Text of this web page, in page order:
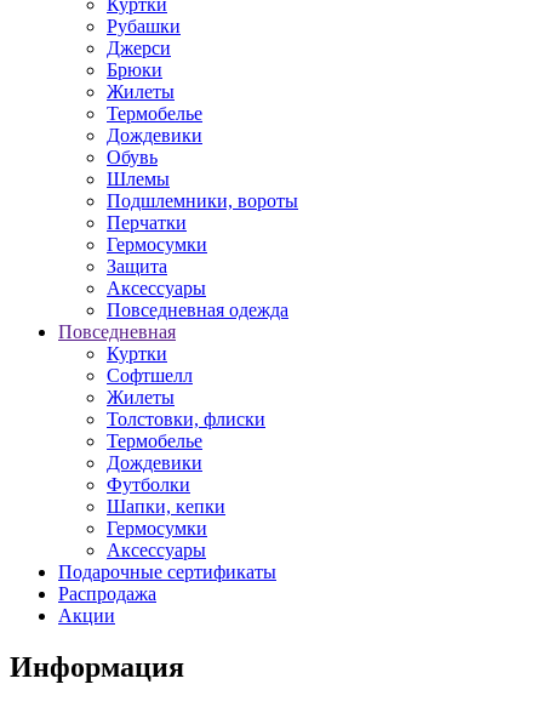
Рубашки
Джерси
Брюки
Жилеты
Термобелье
Дождевики
Обувь
Шлемы
Подшлемники, вороты
Перчатки
Гермосумки
Защита
Аксессуары
Повседневная одежда
Повседневная
Куртки
Софтшелл
Жилеты
Толстовки, флиски
Термобелье
Дождевики
Футболки
Шапки, кепки
Гермосумки
Аксессуары
Подарочные сертификаты
Распродажа
Акции
Информация